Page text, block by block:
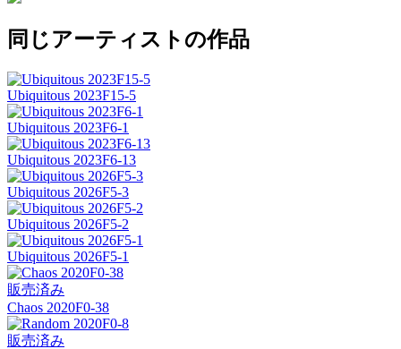
同じアーティストの作品
Ubiquitous 2023F15-5
Ubiquitous 2023F6-1
Ubiquitous 2023F6-13
Ubiquitous 2026F5-3
Ubiquitous 2026F5-2
Ubiquitous 2026F5-1
販売済み
Chaos 2020F0-38
販売済み